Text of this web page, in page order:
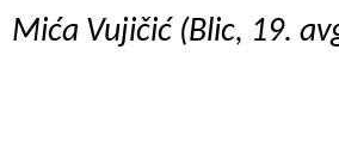
Mića Vujičić (Blic, 19.